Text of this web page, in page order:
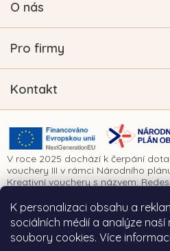
K personalizaci obsahu a
sociálních médií a analýze
soubory cookies. Více
O nás
Pro firmy
Kontakt
V roce 2025 dochází k čerpání
vouchery III v rámci Národního
Kreativní vouchery s názvem:
spoluúčasti Evropské unie
obnovy a Ministerstva kultury České